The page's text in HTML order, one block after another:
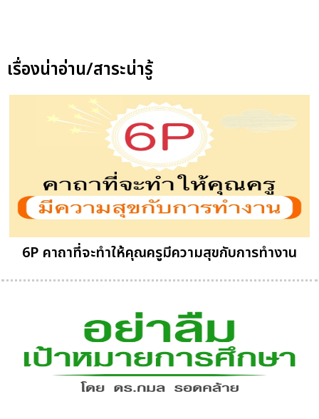
เรื่องน่าอ่าน/สาระน่ารู้
6P คาถาที่จะทำให้คุณครูมีความสุขกับการทำงาน